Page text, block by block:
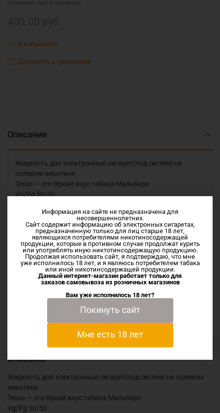
В избранное
Добавить в сравнение
Описание
Жидкость для электронные сигарет(под систем) на
солевом никотине.
Texas — это Яркий вкус табака Мальборо
Vg/Pg 50/50
Отличная табачная жидкость для постоянного парения
от компании NICVAPE
Характеристики
Описание
Жидкость для электронные сигарет(под систем) на солевом
никотине.
Texas — это Яркий вкус табака Мальборо
Vg/Pg 50/50
Информация на сайте не предназначена для
несовершеннолетних.
Сайт содержит информацию об электронных сигаретах,
предназначенную только для лиц старше 18 лет,
являющихся потребителями никотиносодержащей
продукции, которые в противном случае продолжат курить
или употреблять иную никтотинсодержащую продукцию.
Продолжая использовать сайт, я подтверждаю, что мне
уже исполнилось 18 лет, и я являюсь потребителем табака
или иной никотинсодержащей продукции.
Данный интернет-магазин работает только для
заказов самовывоза из розничных магазинов
Вам уже исполнилось 18 лет?
Покинуть сайт
Мне есть 18 лет